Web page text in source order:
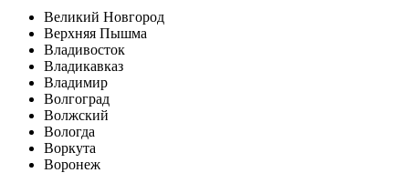
Великий Новгород
Верхняя Пышма
Владивосток
Владикавказ
Владимир
Волгоград
Волжский
Вологда
Воркута
Воронеж